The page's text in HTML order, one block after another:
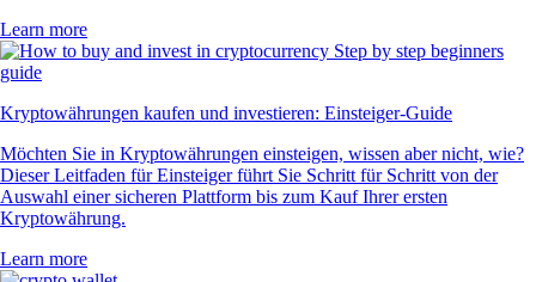
Learn more
Kryptowährungen kaufen und investieren: Einsteiger-Guide
Möchten Sie in Kryptowährungen einsteigen, wissen aber nicht, wie?
Dieser Leitfaden für Einsteiger führt Sie Schritt für Schritt von der
Auswahl einer sicheren Plattform bis zum Kauf Ihrer ersten
Kryptowährung.
Learn more